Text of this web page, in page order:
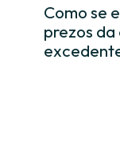
Como se
prezos da